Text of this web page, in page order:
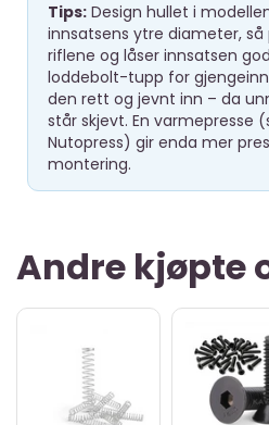
Tips: Design hullet i
innsatsens ytre diameter,
riflene og låser innsatsen
loddebolt-tupp for
den rett og jevnt inn – da
står skjevt. En varmepresse
Nutopress) gir enda mer
montering.
Andre kjøpte